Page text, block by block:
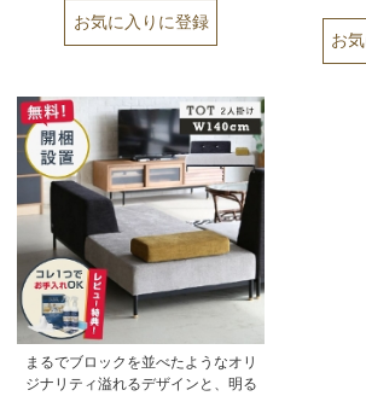
まるでブロックを並べたようなオリ
ジナリティ溢れるデザインと、明る